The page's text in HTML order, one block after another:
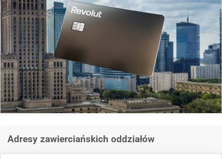
Adresy zawierciańskich oddziałów